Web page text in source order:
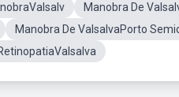
Manobra De
Manobra De ValsalvaPorto